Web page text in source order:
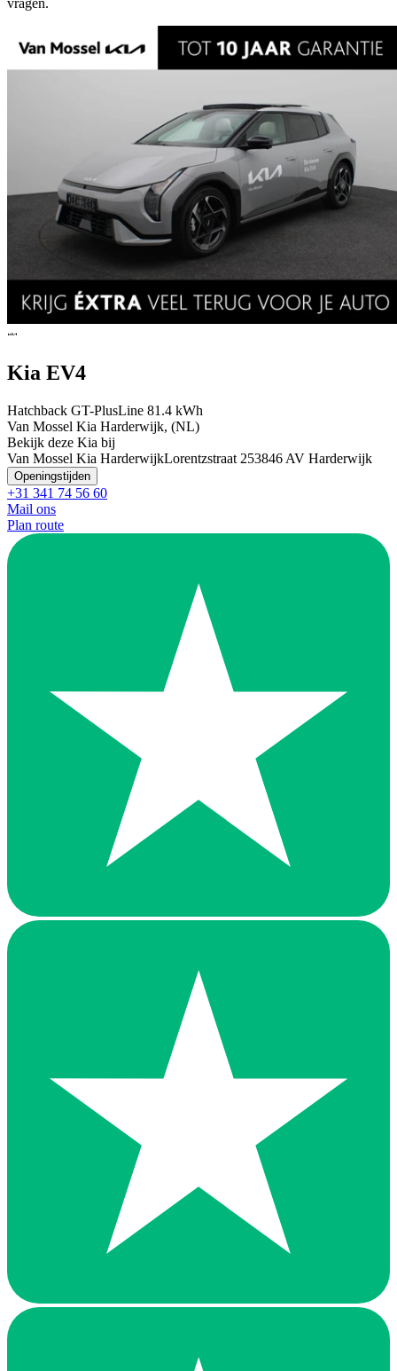
Kia EV4
Hatchback GT-PlusLine 81.4 kWh
Van Mossel Kia Harderwijk, (NL)
Bekijk deze Kia bij
Van Mossel Kia HarderwijkLorentzstraat 253846 AV Harderwijk
Openingstijden
+31 341 74 56 60
Mail ons
Plan route